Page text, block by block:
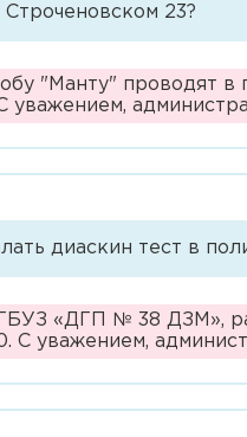
23?
"Манту" проводят
уважением,
диаскин тест в
«ДГП № 38 ДЗМ»,
С уважением,